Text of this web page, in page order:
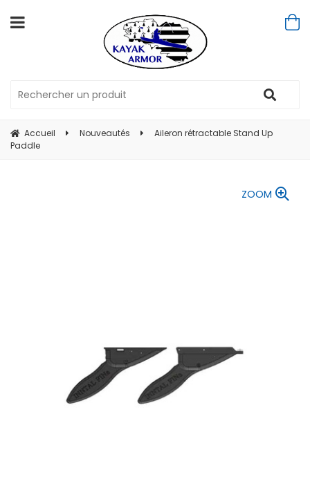
Accueil Nouveautés
Aileron rétractable Stand Up
Paddle
ZOOM